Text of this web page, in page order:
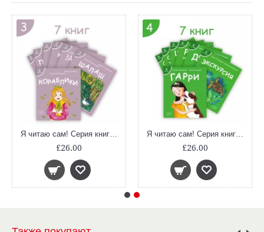
£26.00 £26.00